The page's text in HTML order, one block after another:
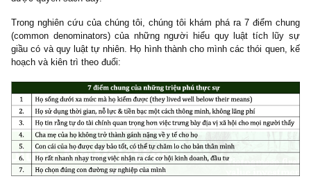
căn nhà đang ở. Nếu chúng ta còn tính thêm một số thứ khác
cộ, nội thất, các gói kỳ nghỉ, đánh golf, quần áo trang sức thì
hết số đó ra và so với nợ vay tiêu dùng, đa phần các hộ gia
có tài sản ròng dưới dạng đầu tư cổ phiếu/trái phiếu gần như
zero! Họ có thể sống được bao lâu nếu như đột ngột đứt thu
Có lẽ chỉ được1-2 thánglà tối đa. Rất nhiều người sống từ
lương nầy qua tháng lương khác, và họ sẽ hưởng lợi lớn nhất
được quyển sách đây.
Trong nghiên cứu của chúng tôi, chúng tôi khám phá ra 7 điểm
(common denominators) của những người hiểu quy luật tích